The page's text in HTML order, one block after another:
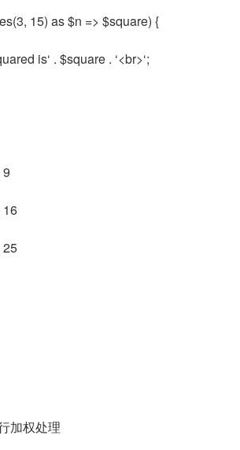
15) as $n => $square) {
is‘ . $square . ‘<br>‘;
加权处理